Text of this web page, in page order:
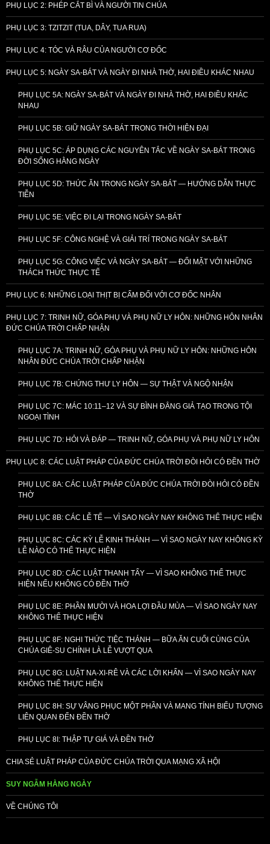
của
Ngài
cho
đời
tôi…
PHỤ LỤC 2: PHÉP CẮT BÌ VÀ NGƯỜI TIN CHÚA
PHỤ LỤC 3: TZITZIT (TUA, DÂY, TUA RUA)
PHỤ LỤC 4: TÓC VÀ RÂU CỦA NGƯỜI CƠ ĐỐC
PHỤ LỤC 5: NGÀY SA-BÁT VÀ NGÀY ĐI NHÀ THỜ, HAI ĐIỀU KHÁC NHAU
PHỤ LỤC 5A: NGÀY SA-BÁT VÀ NGÀY ĐI NHÀ THỜ, HAI ĐIỀU KHÁC
NHAU
PHỤ LỤC 5B: GIỮ NGÀY SA-BÁT TRONG THỜI HIỆN ĐẠI
PHỤ LỤC 5C: ÁP DỤNG CÁC NGUYÊN TẮC VỀ NGÀY SA-BÁT TRONG
ĐỜI SỐNG HẰNG NGÀY
PHỤ LỤC 5D: THỨC ĂN TRONG NGÀY SA-BÁT — HƯỚNG DẪN THỰC
TIỄN
PHỤ LỤC 5E: VIỆC ĐI LẠI TRONG NGÀY SA-BÁT
PHỤ LỤC 5F: CÔNG NGHỆ VÀ GIẢI TRÍ TRONG NGÀY SA-BÁT
PHỤ LỤC 5G: CÔNG VIỆC VÀ NGÀY SA-BÁT — ĐỐI MẶT VỚI NHỮNG
THÁCH THỨC THỰC TẾ
PHỤ LỤC 6: NHỮNG LOẠI THỊT BỊ CẤM ĐỐI VỚI CƠ ĐỐC NHÂN
PHỤ LỤC 7: TRINH NỮ, GÓA PHỤ VÀ PHỤ NỮ LY HÔN: NHỮNG HÔN NHÂN
ĐỨC CHÚA TRỜI CHẤP NHẬN
PHỤ LỤC 7A: TRINH NỮ, GÓA PHỤ VÀ PHỤ NỮ LY HÔN: NHỮNG HÔN
NHÂN ĐỨC CHÚA TRỜI CHẤP NHẬN
PHỤ LỤC 7B: CHỨNG THƯ LY HÔN — SỰ THẬT VÀ NGỘ NHẬN
PHỤ LỤC 7C: MÁC 10:11–12 VÀ SỰ BÌNH ĐẲNG GIẢ TẠO TRONG TỘI
NGOẠI TÌNH
PHỤ LỤC 7D: HỎI VÀ ĐÁP — TRINH NỮ, GÓA PHỤ VÀ PHỤ NỮ LY HÔN
PHỤ LỤC 8: CÁC LUẬT PHÁP CỦA ĐỨC CHÚA TRỜI ĐÒI HỎI CÓ ĐỀN THỜ
PHỤ LỤC 8A: CÁC LUẬT PHÁP CỦA ĐỨC CHÚA TRỜI ĐÒI HỎI CÓ ĐỀN
THỜ
PHỤ LỤC 8B: CÁC LỄ TẾ — VÌ SAO NGÀY NAY KHÔNG THỂ THỰC HIỆN
PHỤ LỤC 8C: CÁC KỲ LỄ KINH THÁNH — VÌ SAO NGÀY NAY KHÔNG KỲ
LỄ NÀO CÓ THỂ THỰC HIỆN
PHỤ LỤC 8D: CÁC LUẬT THANH TẨY — VÌ SAO KHÔNG THỂ THỰC
HIỆN NẾU KHÔNG CÓ ĐỀN THỜ
PHỤ LỤC 8E: PHẦN MƯỜI VÀ HOA LỢI ĐẦU MÙA — VÌ SAO NGÀY NAY
KHÔNG THỂ THỰC HIỆN
PHỤ LỤC 8F: NGHI THỨC TIỆC THÁNH — BỮA ĂN CUỐI CÙNG CỦA
CHÚA GIÊ-SU CHÍNH LÀ LỄ VƯỢT QUA
PHỤ LỤC 8G: LUẬT NA-XI-RÊ VÀ CÁC LỜI KHẤN — VÌ SAO NGÀY NAY
KHÔNG THỂ THỰC HIỆN
PHỤ LỤC 8H: SỰ VÂNG PHỤC MỘT PHẦN VÀ MANG TÍNH BIỂU TƯỢNG
LIÊN QUAN ĐẾN ĐỀN THỜ
PHỤ LỤC 8I: THẬP TỰ GIÁ VÀ ĐỀN THỜ
CHIA SẺ LUẬT PHÁP CỦA ĐỨC CHÚA TRỜI QUA MẠNG XÃ HỘI
SUY NGẪM HẰNG NGÀY
VỀ CHÚNG TÔI